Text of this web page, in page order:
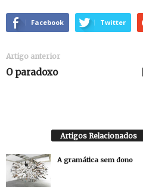
Facebook Twitter
Artigo anterior
O paradoxo
Artigos Relacionados
A gramática sem dono